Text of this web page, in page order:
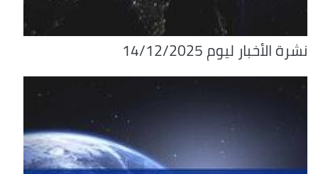
نشرة الأخبار ليوم 14/12/2025